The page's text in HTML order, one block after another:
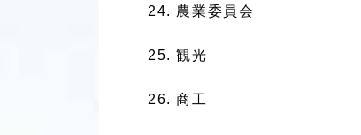
農業委員会
観光
商工